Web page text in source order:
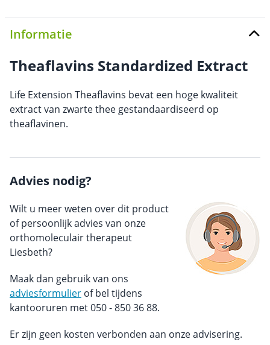
Informatie
Theaflavins Standardized Extract
Life Extension Theaflavins bevat een hoge kwaliteit
extract van zwarte thee gestandaardiseerd op
theaflavinen.
Advies nodig?
Wilt u meer weten over dit product
of persoonlijk advies van onze
orthomoleculair therapeut
Liesbeth?
Maak dan gebruik van ons
adviesformulier of bel tijdens
kantooruren met 050 - 850 36 88.
Er zijn geen kosten verbonden aan onze advisering.